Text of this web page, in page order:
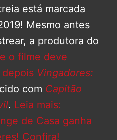
está marcada
Mesmo antes
a produtora do
o filme deve
depois Vingadores:
com Capitão
. Leia mais:
de Casa ganha
Confira!